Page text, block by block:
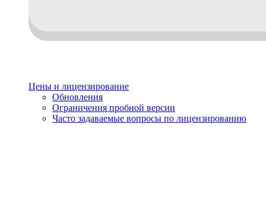
Цены и лицензирование
Обновления
Ограничения пробной версии
Часто задаваемые вопросы по лицензированию